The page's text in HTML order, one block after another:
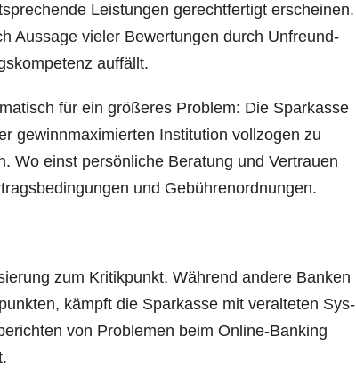
Leis­tun­gen gerecht­fer­tigt erschei­nen.
Aus­sa­ge vie­ler Bewer­tun­gen durch Unfreund­
auffällt.
für ein grö­ße­res Pro­blem: Die Spar­kas­se
gewinn­ma­xi­mier­ten Insti­tu­ti­on voll­zo­gen zu
Wo einst per­sön­li­che Bera­tung und Ver­trau­en
und Gebührenordnungen.
zum Kri­tik­punkt. Wäh­rend ande­re Ban­ken
kämpft die Spar­kas­se mit ver­al­te­ten Sys­
von Pro­ble­men beim Online-Ban­king